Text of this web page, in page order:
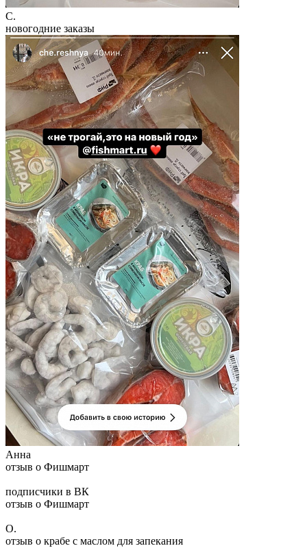
C.
новогодние заказы
Анна
отзыв о Фишмарт
подписчики в ВК
отзыв о Фишмарт
О.
отзыв о крабе с маслом для запекания